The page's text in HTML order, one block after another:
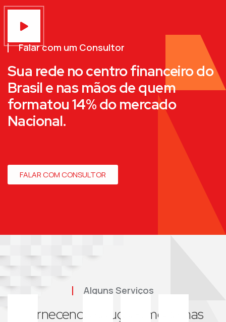
Falar com um Consultor
Sua rede no centro financeiro do
Brasil e nas mãos de quem
formatou 14% do mercado
Nacional.
FALAR COM CONSULTOR
Alguns Serviços
Fornecendo soluções modernas